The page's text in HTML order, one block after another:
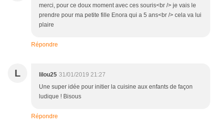
merci, pour ce doux moment avec ces souris<br /> je vais le
prendre pour ma petite fille Enora qui a 5 ans<br /> cela va lui
plaire
Répondre
L lilou25 31/01/2019 21:27
Une super idée pour initier la cuisine aux enfants de façon
ludique ! Bisous
Répondre